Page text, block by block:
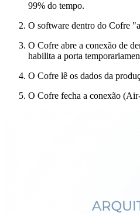
99% do tempo.
O software dentro do Cofre
O Cofre abre a conexão de
habilita a porta
O Cofre lê os dados da
O Cofre fecha a conexão